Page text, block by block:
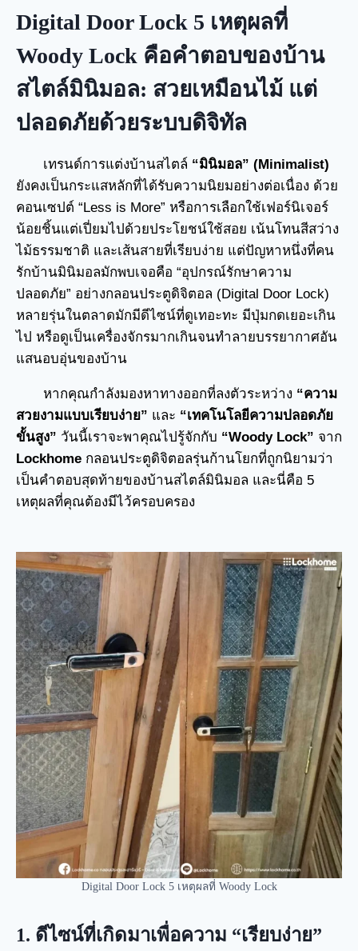
Digital Door Lock 5 เหตุผลที่
Woody Lock คือคำตอบของบ้าน
สไตล์มินิมอล: สวยเหมือนไม้ แต่
ปลอดภัยด้วยระบบดิจิทัล
เทรนด์การแต่งบ้านสไตล์ “มินิมอล” (Minimalist)
ยังคงเป็นกระแสหลักที่ได้รับความนิยมอย่างต่อเนื่อง ด้วย
คอนเซปต์ “Less is More” หรือการเลือกใช้เฟอร์นิเจอร์
น้อยชิ้นแต่เปี่ยมไปด้วยประโยชน์ใช้สอย เน้นโทนสีสว่าง
ไม้ธรรมชาติ และเส้นสายที่เรียบง่าย แต่ปัญหาหนึ่งที่คน
รักบ้านมินิมอลมักพบเจอคือ “อุปกรณ์รักษาความ
ปลอดภัย” อย่างกลอนประตูดิจิตอล (Digital Door Lock)
หลายรุ่นในตลาดมักมีดีไซน์ที่ดูเทอะทะ มีปุ่มกดเยอะเกิน
ไป หรือดูเป็นเครื่องจักรมากเกินจนทำลายบรรยากาศอัน
แสนอบอุ่นของบ้าน
หากคุณกำลังมองหาทางออกที่ลงตัวระหว่าง “ความ
สวยงามแบบเรียบง่าย” และ “เทคโนโลยีความปลอดภัย
ขั้นสูง” วันนี้เราจะพาคุณไปรู้จักกับ “Woody Lock” จาก
Lockhome กลอนประตูดิจิตอลรุ่นก้านโยกที่ถูกนิยามว่า
เป็นคำตอบสุดท้ายของบ้านสไตล์มินิมอล และนี่คือ 5
เหตุผลที่คุณต้องมีไว้ครอบครอง
Digital Door Lock 5 เหตุผลที่ Woody Lock
1. ดีไซน์ที่เกิดมาเพื่อความ “เรียบง่าย”